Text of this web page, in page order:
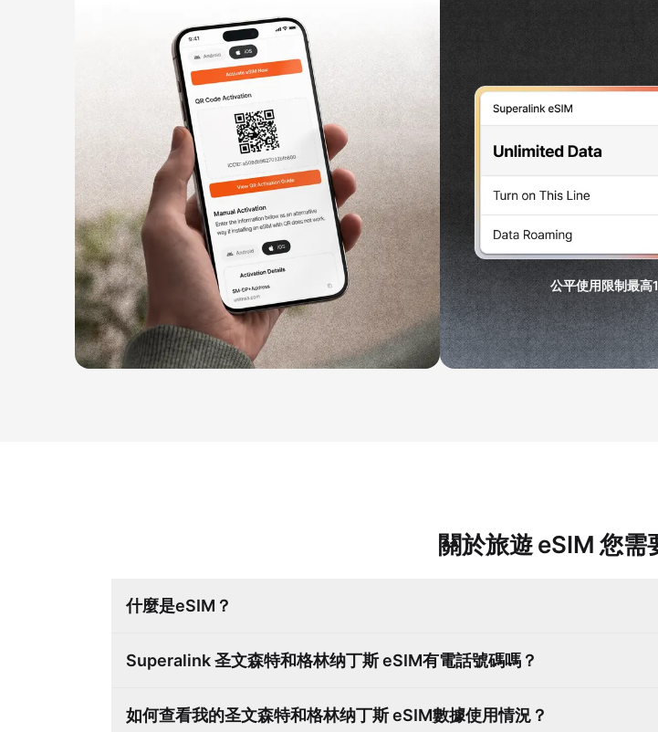
公平使用限制最高
關於旅遊 eSIM 您需
什麼是eSIM？
Superalink 圣文森特和格林纳丁斯 eSIM有電話號碼嗎？
如何查看我的圣文森特和格林纳丁斯 eSIM數據使用情況？